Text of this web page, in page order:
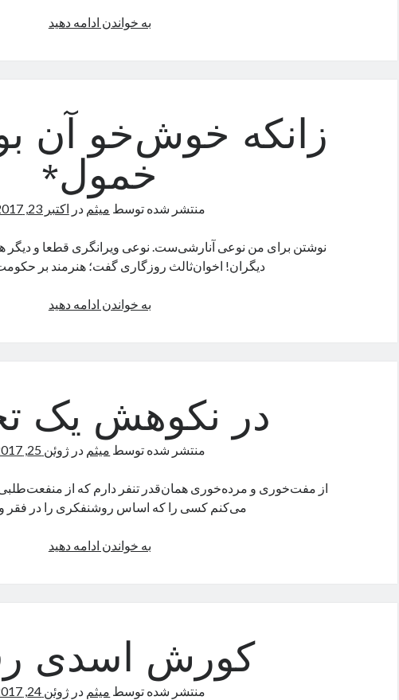
به خواندن ادامه دهید
زانکه خوش‌خو آن
خمول*
منتشر شده توسط میثم در اکتبر 23, 2017
نوشتن برای من نوعی آنارشی‌ست. نوعی ویرانگری قطعا و دیگر
دیگران! اخوان‌ثالث روزگاری گفت؛ هنرمند بر
به خواندن ادامه دهید
خمول*
در نکوهش یک
منتشر شده توسط میثم در ژوئن 25, 2017
از مفت‌خوری و مرده‌خوری همان‌قدر تنفر دارم که از
می‌کنم کسی را که اساس روشنفکری را در
به خواندن ادامه دهید
کورش اسدی
منتشر شده توسط میثم در ژوئن 24, 2017